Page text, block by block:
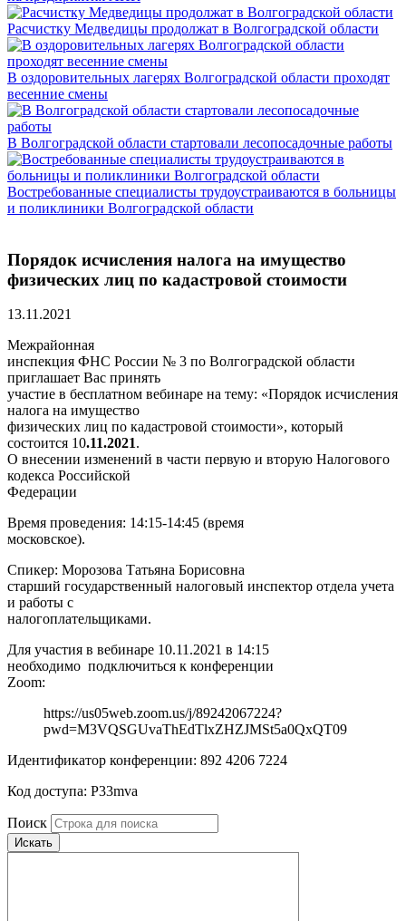
Расчистку Медведицы продолжат в Волгоградской области
В оздоровительных лагерях Волгоградской области проходят
весенние смены
В Волгоградской области стартовали лесопосадочные работы
Востребованные специалисты трудоустраиваются в больницы
и поликлиники Волгоградской области
Порядок исчисления налога на имущество
физических лиц по кадастровой стоимости
13.11.2021
Межрайонная
инспекция ФНС России № 3 по Волгоградской области
приглашает Вас принять
участие в бесплатном вебинаре на тему: «Порядок исчисления
налога на имущество
физических лиц по кадастровой стоимости», который
состоится 10.11.2021.
О внесении изменений в части первую и вторую Налогового
кодекса Российской
Федерации
Время проведения: 14:15-14:45 (время
московское).
Спикер: Морозова Татьяна Борисовна ­
старший государственный налоговый инспектор отдела учета
и работы с
налогоплательщиками.
Для участия в вебинаре 10.11.2021 в 14:15
необходимо подключиться к конференции
Zoom:
https://us05web.zoom.us/j/89242067224?
pwd=M3VQSGUvaThEdTlxZHZJMSt5a0QxQT09
Идентификатор конференции: 892 4206 7224
Код доступа: P33mva
Поиск
Искать